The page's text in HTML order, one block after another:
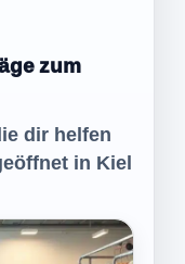
zum
dir helfen
in Kiel